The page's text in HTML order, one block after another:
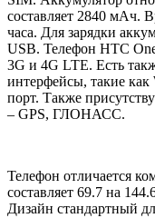
составляет 2840 мАч.
часа. Для зарядки
USB. Телефон HTC
3G и 4G LTE. Есть
интерфейсы, такие
порт. Также
– GPS, ГЛОНАСС.
Телефон отличается
составляет 69.7 на
Дизайн стандартный